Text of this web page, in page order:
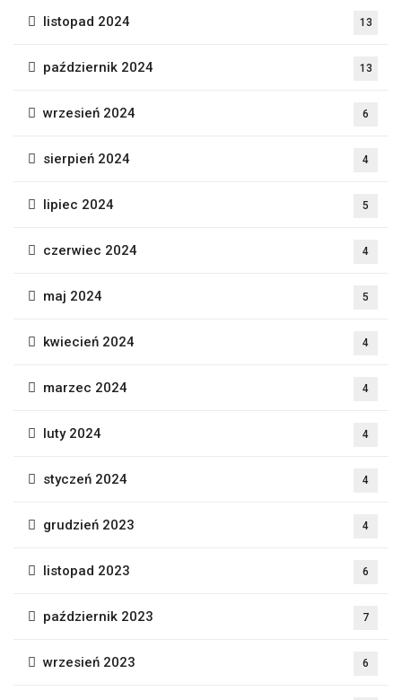
listopad 2024 13
październik 2024 13
wrzesień 2024 6
sierpień 2024 4
lipiec 2024 5
czerwiec 2024 4
maj 2024 5
kwiecień 2024 4
marzec 2024 4
luty 2024 4
styczeń 2024 4
grudzień 2023 4
listopad 2023 6
październik 2023 7
wrzesień 2023 6